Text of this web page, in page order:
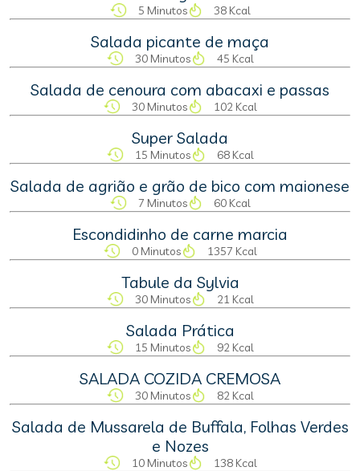
5 Minutos 38 Kcal
Salada picante de maça
30 Minutos 45 Kcal
Salada de cenoura com abacaxi e passas
30 Minutos 102 Kcal
Super Salada
15 Minutos 68 Kcal
Salada de agrião e grão de bico com maionese
7 Minutos 60 Kcal
Escondidinho de carne marcia
0 Minutos 1357 Kcal
Tabule da Sylvia
30 Minutos 21 Kcal
Salada Prática
15 Minutos 92 Kcal
SALADA COZIDA CREMOSA
30 Minutos 82 Kcal
Salada de Mussarela de Buffala, Folhas Verdes
e Nozes
10 Minutos 138 Kcal